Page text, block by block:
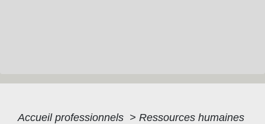
Accueil professionnels > Ressources humaines